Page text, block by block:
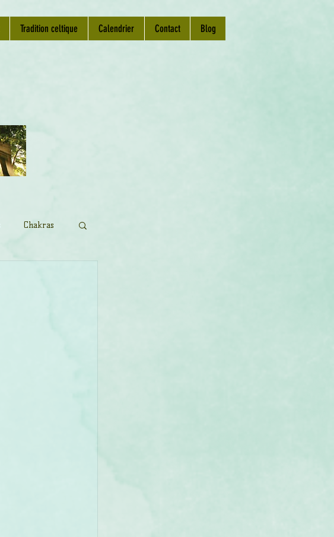
Tradition celtique Calendrier Contact Blog
Chakras